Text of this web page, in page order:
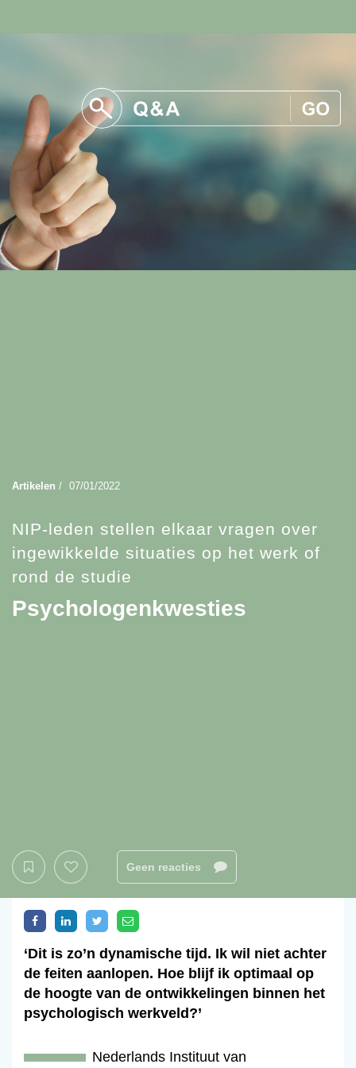
Artikelen / 07/01/2022
NIP-leden stellen elkaar vragen over
ingewikkelde situaties op het werk of
rond de studie
Psychologenkwesties
Geen reacties
‘Dit is zo’n dynamische tijd. Ik wil niet achter
de feiten aanlopen. Hoe blijf ik optimaal op
de hoogte van de ontwikkelingen binnen het
psychologisch werkveld?’
Nederlands Instituut van